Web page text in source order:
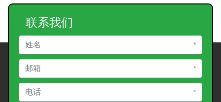
联系我们
*
*
*